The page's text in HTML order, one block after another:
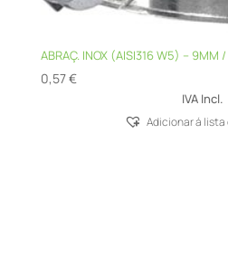
ABRAÇ. INOX (AISI316 W5) – 9MM
0,57€
IVA Incl.
Adicionar á lista